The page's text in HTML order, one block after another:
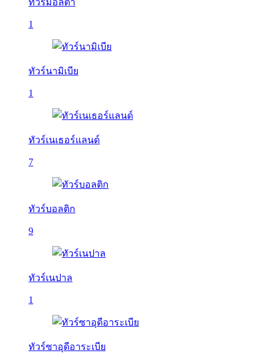
ทัวร์มอลตา
1
ทัวร์นามิเบีย
1
ทัวร์เนเธอร์แลนด์
7
ทัวร์บอลติก
9
ทัวร์เนปาล
1
ทัวร์ซาอุดีอาระเบีย